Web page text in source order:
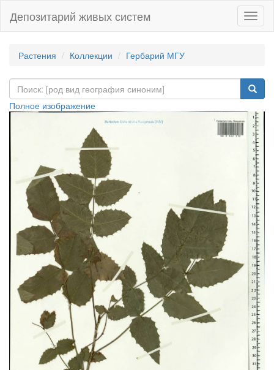
Депозитарий живых систем
Растения Коллекции Гербарий МГУ
Полное изображение